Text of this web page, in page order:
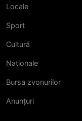
Locale
Sport
Cultură
Naționale
Bursa zvonurilor
Anunțuri